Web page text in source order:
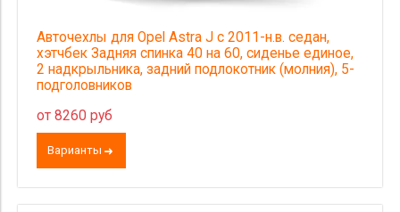
Авточехлы для Opel Astra J с 2011-н.в. седан,
хэтчбек Задняя спинка 40 на 60, сиденье единое,
2 надкрыльника, задний подлокотник (молния), 5-
подголовников
от 8260 руб
Варианты